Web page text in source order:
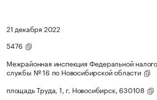
21 декабря 2022
5476
Межрайонная инспекция Федеральной
службы № 16 по Новосибирской области
площадь Труда, 1, г. Новосибирск, 630108